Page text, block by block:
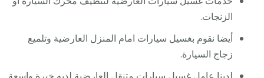
الزنجات.
أيضا نقوم بغسيل سيارات امام المنزل العارضية وتلميع
زجاج السيارة.